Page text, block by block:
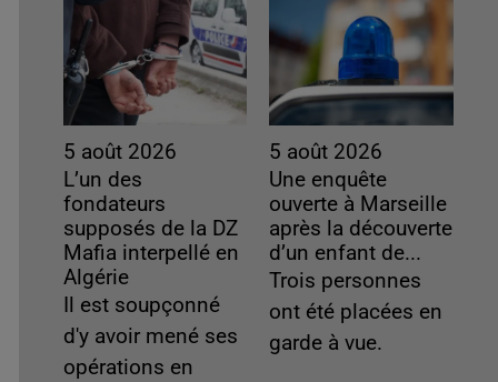
5 août 2026
L’un des
fondateurs
supposés de la DZ
Mafia interpellé en
Algérie
Il est soupçonné
d'y avoir mené ses
opérations en
5 août 2026
Une enquête
ouverte à Marseille
après la découverte
d’un enfant de...
Trois personnes
ont été placées en
garde à vue.